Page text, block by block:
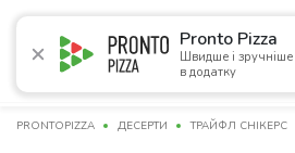
Pronto Pizza
Швидше і зручніше
в додатку
4.9
Акції Піца Суші Сети
PRONTOPIZZA ДЕСЕРТИ ТРАЙФЛ СНІКЕРС